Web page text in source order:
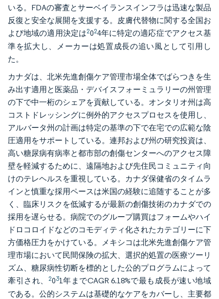
いる。FDAの審査とサーベイランスインフラは迅速な製品
反復と安全な展開を支援する。皮膚代替物に関する全国お
よび地域の適用決定は2024年に特定の適応症でアクセス基
準を拡大し、メーカーは処置成長の追い風として引用し
た。
カナダは、北米先進創傷ケア管理市場全体でばらつきを生
み出す適用と医薬品・デバイスフォーミュラリーの州管理
の下で中一桁のシェアを貢献している。オンタリオ州は高
コストドレッシングに例外的アクセスプロセスを使用し、
アルバータ州の計画は特定の基準の下で在宅での広範な陰
圧適用をサポートしている。連邦および州の研究投資は、
高い糖尿病有病率と都市部の創傷センターへのアクセス障
壁を軽減するために、遠隔地および先住民コミュニティ向
けのテレヘルスを重視している。カナダ保健省のタイムラ
インと慎重な採用ペースは米国の経験に追随することが多
く、臨床リスクを低減するが最新の創傷技術のカナダでの
採用を遅らせる。病院でのグループ購買はフォームやハイ
ドロコロイドなどのコモディティ化されたカテゴリーに下
方価格圧力をかけている。メキシコは北米先進創傷ケア管
理市場において民間保険の拡大、選択的処置の医療ツーリ
ズム、糖尿病性切断を標的とした公的プログラムによって
牽引され、 2031年までCAGR 6.18%で最も成長が速い地域
である。公的システムは基礎的なケアをカバーし、主要都